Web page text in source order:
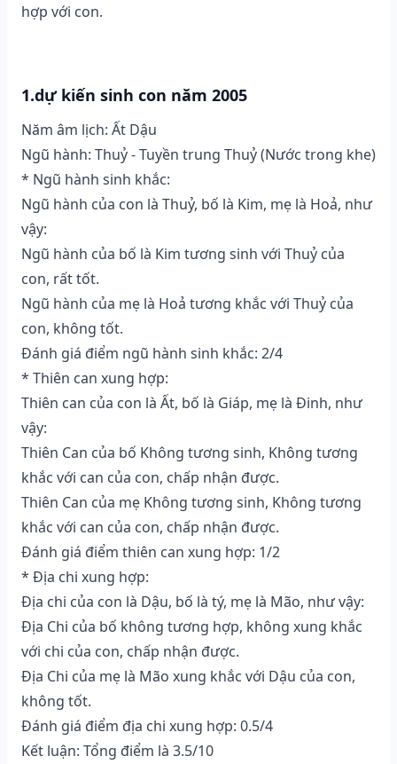
hợp với con.
1.dự kiến sinh con năm 2005
Năm âm lịch: Ất Dậu
Ngũ hành: Thuỷ - Tuyền trung Thuỷ (Nước trong khe)
* Ngũ hành sinh khắc:
Ngũ hành của con là Thuỷ, bố là Kim, mẹ là Hoả, như
vậy:
Ngũ hành của bố là Kim tương sinh với Thuỷ của
con, rất tốt.
Ngũ hành của mẹ là Hoả tương khắc với Thuỷ của
con, không tốt.
Đánh giá điểm ngũ hành sinh khắc: 2/4
* Thiên can xung hợp:
Thiên can của con là Ất, bố là Giáp, mẹ là Đinh, như
vậy:
Thiên Can của bố Không tương sinh, Không tương
khắc với can của con, chấp nhận được.
Thiên Can của mẹ Không tương sinh, Không tương
khắc với can của con, chấp nhận được.
Đánh giá điểm thiên can xung hợp: 1/2
* Địa chi xung hợp:
Địa chi của con là Dậu, bố là tý, mẹ là Mão, như vậy:
Địa Chi của bố không tương hợp, không xung khắc
với chi của con, chấp nhận được.
Địa Chi của mẹ là Mão xung khắc với Dậu của con,
không tốt.
Đánh giá điểm địa chi xung hợp: 0.5/4
Kết luận: Tổng điểm là 3.5/10